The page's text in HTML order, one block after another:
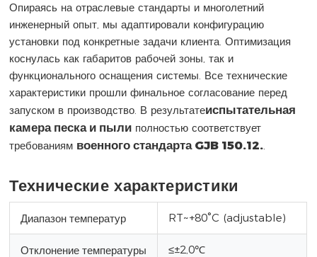
Опираясь на отраслевые стандарты и многолетний
инженерный опыт, мы адаптировали конфигурацию
установки под конкретные задачи клиента. Оптимизация
коснулась как габаритов рабочей зоны, так и
функционального оснащения системы. Все технические
характеристики прошли финальное согласование перед
запуском в производство. В результатеиспытательная
камера песка и пыли полностью соответствует
требованиям военного стандарта GJB 150.12..
Технические характеристики
Диапазон температур RT~+80°C (adjustable)
Отклонение температуры ≤±2,0℃